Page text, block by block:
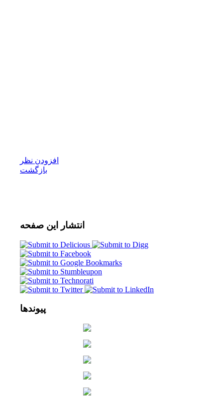
افزودن نظر
بازگشت
انتشار این صفحه
پیوندها